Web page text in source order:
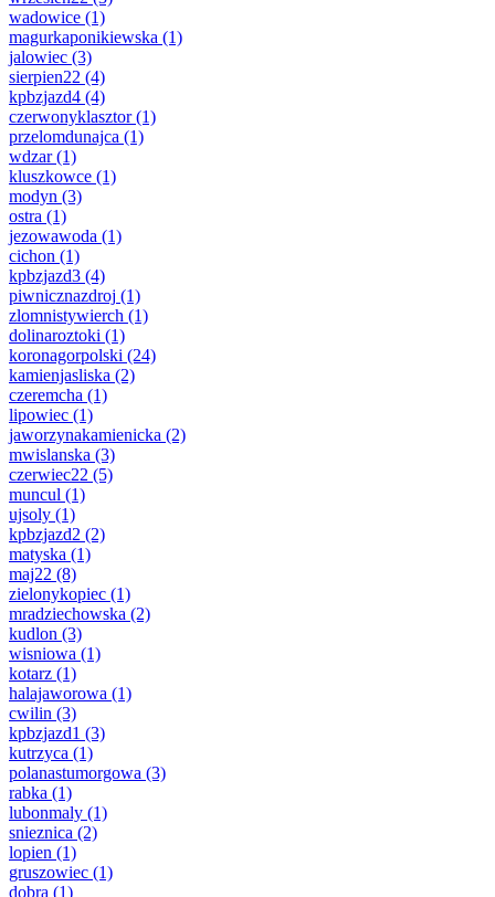
wadowice (1)
magurkaponikiewska (1)
jalowiec (3)
sierpien22 (4)
kpbzjazd4 (4)
czerwonyklasztor(1)
przelomdunajca (1)
wdzar(1)
kluszkowce (1)
modyn (3)
ostra (1)
jezowawoda (1)
cichon (1)
kpbzjazd3 (4)
piwnicznazdroj (1)
zlomnistywierch (1)
dolinaroztoki (1)
koronagorpolski (24)
kamienjasliska (2)
czeremcha (1)
lipowiec (1)
jaworzynakamienicka (2)
mwislanska (3)
czerwiec22 (5)
muncul (1)
ujsoly (1)
kpbzjazd2 (2)
matyska (1)
maj22 (8)
zielonykopiec (1)
mradziechowska (2)
kudlon (3)
wisniowa (1)
kotarz (1)
halajaworowa (1)
cwilin (3)
kpbzjazd1 (3)
kutrzyca (1)
polanastumorgowa (3)
rabka (1)
lubonmaly (1)
snieznica (2)
lopien (1)
gruszowiec (1)
dobra (1)